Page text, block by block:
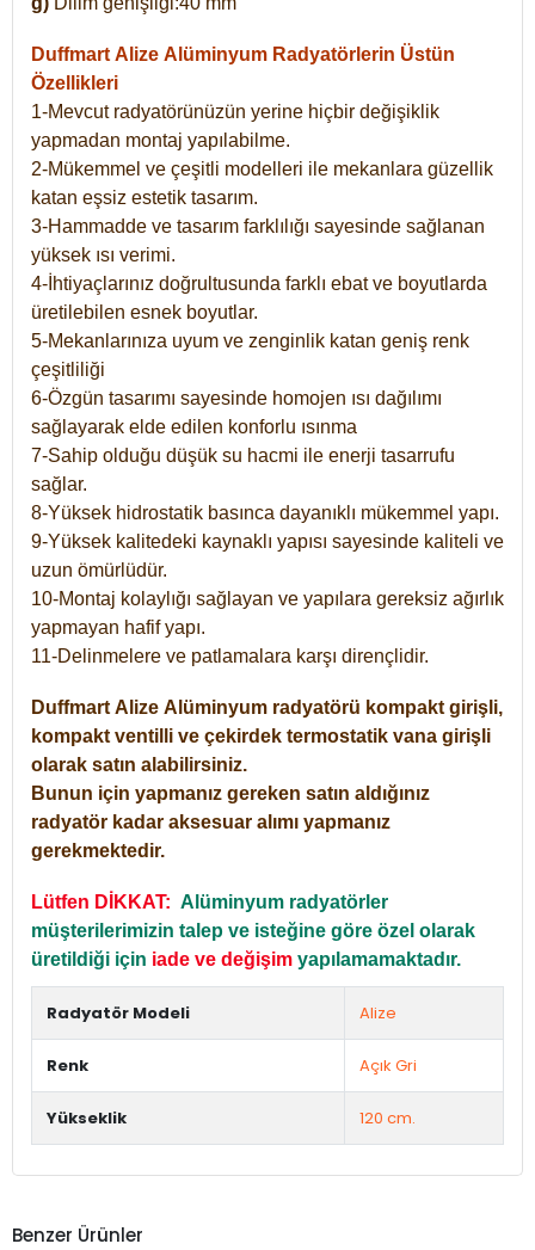
Duffmart Alize Alüminyum Radyatörlerin Üstün
Özellikleri
1-Mevcut radyatörünüzün yerine hiçbir değişiklik
yapmadan montaj yapılabilme.
2-Mükemmel ve çeşitli modelleri ile mekanlara güzellik
katan eşsiz estetik tasarım.
3-Hammadde ve tasarım farklılığı sayesinde sağlanan
yüksek ısı verimi.
4-İhtiyaçlarınız doğrultusunda farklı ebat ve boyutlarda
üretilebilen esnek boyutlar.
5-Mekanlarınıza uyum ve zenginlik katan geniş renk
çeşitliliği
6-Özgün tasarımı sayesinde homojen ısı dağılımı
sağlayarak elde edilen konforlu ısınma
7-Sahip olduğu düşük su hacmi ile enerji tasarrufu
sağlar.
8-Yüksek hidrostatik basınca dayanıklı mükemmel yapı.
9-Yüksek kalitedeki kaynaklı yapısı sayesinde kaliteli ve
uzun ömürlüdür.
10-Montaj kolaylığı sağlayan ve yapılara gereksiz ağırlık
yapmayan hafif yapı.
11-Delinmelere ve patlamalara karşı dirençlidir.
Duffmart Alize Alüminyum radyatörü kompakt girişli,
kompakt ventilli ve çekirdek termostatik vana girişli
olarak satın alabilirsiniz.
Bunun için yapmanız gereken satın aldığınız
radyatör kadar aksesuar alımı yapmanız
gerekmektedir.
Lütfen DİKKAT: Alüminyum radyatörler
müşterilerimizin talep ve isteğine göre özel olarak
üretildiği için iade ve değişim yapılamamaktadır.
Radyatör Modeli Alize
Renk Açık Gri
Yükseklik 120 cm.
Benzer Ürünler